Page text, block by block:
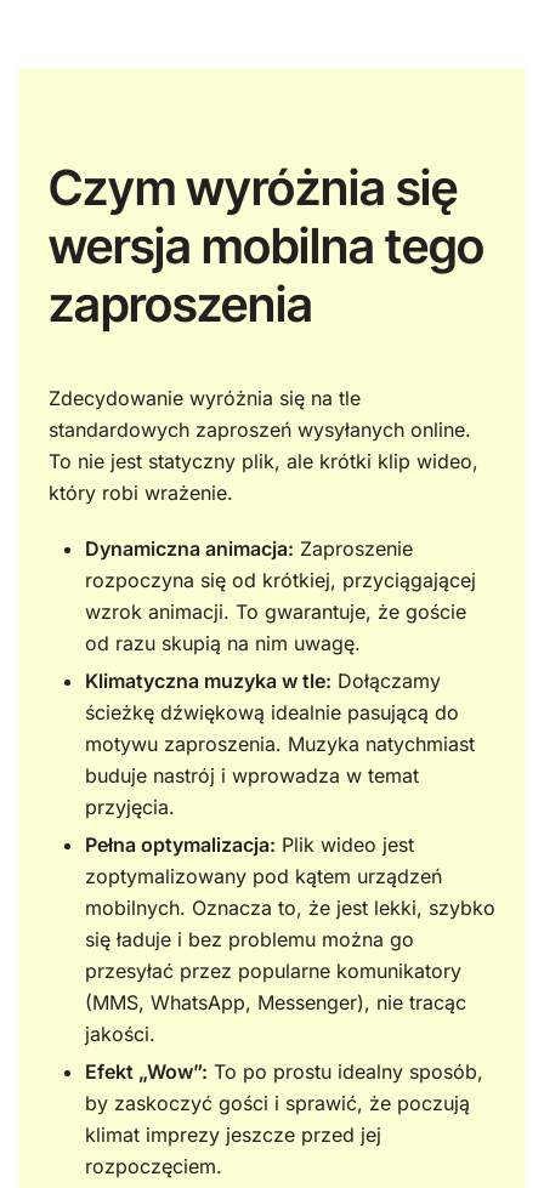
Czym wyróżnia się
wersja mobilna tego
zaproszenia
Zdecydowanie wyróżnia się na tle
standardowych zaproszeń wysyłanych online.
To nie jest statyczny plik, ale krótki klip wideo,
który robi wrażenie.
Dynamiczna animacja: Zaproszenie
rozpoczyna się od krótkiej, przyciągającej
wzrok animacji. To gwarantuje, że goście
od razu skupią na nim uwagę.
Klimatyczna muzyka w tle: Dołączamy
ścieżkę dźwiękową idealnie pasującą do
motywu zaproszenia. Muzyka natychmiast
buduje nastrój i wprowadza w temat
przyjęcia.
Pełna optymalizacja: Plik wideo jest
zoptymalizowany pod kątem urządzeń
mobilnych. Oznacza to, że jest lekki, szybko
się ładuje i bez problemu można go
przesyłać przez popularne komunikatory
(MMS, WhatsApp, Messenger), nie tracąc
jakości.
Efekt „Wow”: To po prostu idealny sposób,
by zaskoczyć gości i sprawić, że poczują
klimat imprezy jeszcze przed jej
rozpoczęciem.